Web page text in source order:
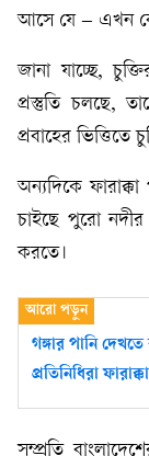
আসে যে – এখন
জানা যাচ্ছে,
প্রস্তুতি চলছে,
প্রবাহের ভিত্তিতে
অন্যদিকে
চাইছে পুরো নদীর
করতে।
গঙ্গার পানি
প্রতিনিধিরা
সম্প্রতি